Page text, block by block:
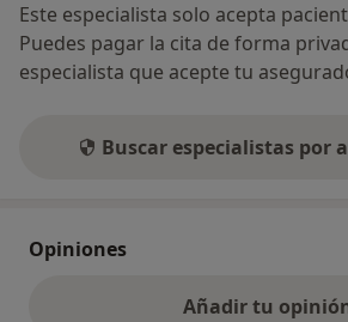
Este especialista solo acepta
Puedes pagar la cita de forma
especialista que acepte tu
Buscar especialistas por
Opiniones
Añadir tu